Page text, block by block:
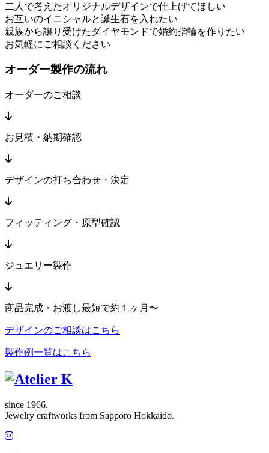
二人で考えたオリジナルデザインで仕上げてほしい
お互いのイニシャルと誕生石を入れたい
親族から譲り受けたダイヤモンドで婚約指輪を作りたい
お気軽にご相談ください
オーダー製作の流れ
オーダーのご相談
お見積・納期確認
デザインの打ち合わせ・決定
フィッティング・原型確認
ジュエリー製作
商品完成・お渡し最短で約１ヶ月〜
デザインのご相談はこちら
製作例一覧はこちら
since 1966.
Jewelry craftworks from Sapporo Hokkaido.